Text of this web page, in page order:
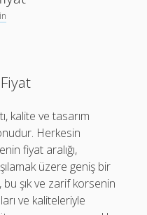
kalite ve tasarım
Herkesin
fiyat aralığı,
üzere geniş bir
bu şık ve zarif korsenin
ve kaliteleriyle